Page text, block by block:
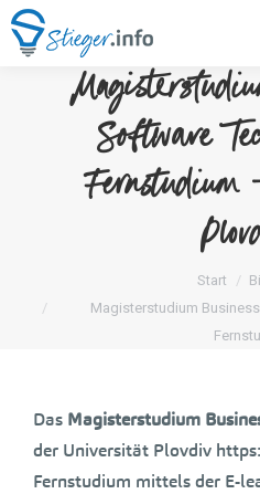
Software
Fernstudium
Sie befinden sich hier:Start
Magisterstudium
Das Magisterstudium
der Universität Plovdiv
Fernstudium mittels der E-